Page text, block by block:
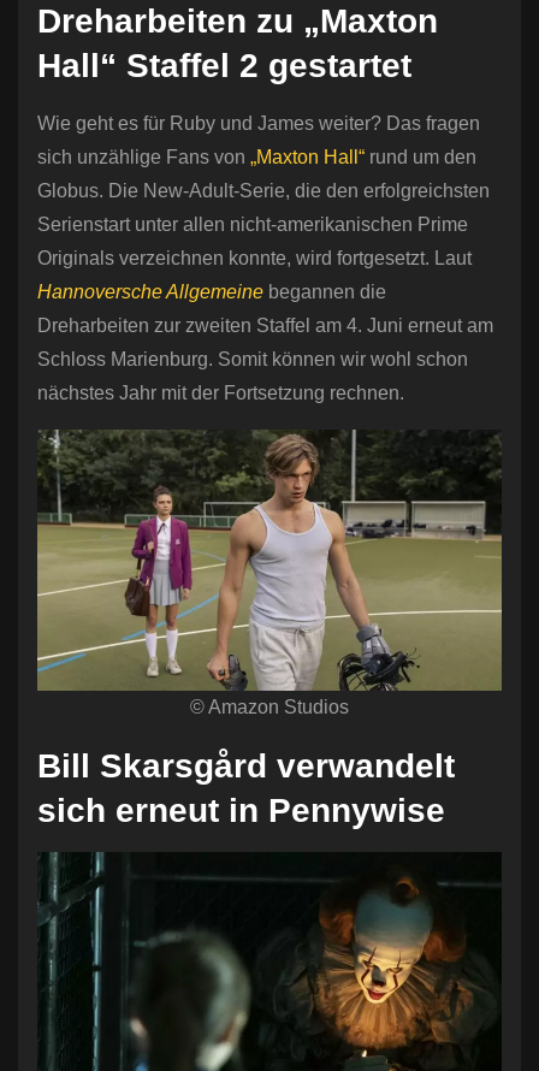
Dreharbeiten zu „Maxton
Hall“ Staffel 2 gestartet
Wie geht es für Ruby und James weiter? Das fragen
sich unzählige Fans von „Maxton Hall“ rund um den
Globus. Die New-Adult-Serie, die den erfolgreichsten
Serienstart unter allen nicht-amerikanischen Prime
Originals verzeichnen konnte, wird fortgesetzt. Laut
Hannoversche Allgemeine begannen die
Dreharbeiten zur zweiten Staffel am 4. Juni erneut am
Schloss Marienburg. Somit können wir wohl schon
nächstes Jahr mit der Fortsetzung rechnen.
© Amazon Studios
Bill Skarsgård verwandelt
sich erneut in Pennywise